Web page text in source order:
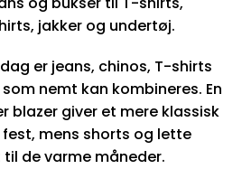
jakker og undertøj.
er jeans, chinos, T-shirts
nemt kan kombineres. En
blazer giver et mere klassisk
mens shorts og lette
de varme måneder.